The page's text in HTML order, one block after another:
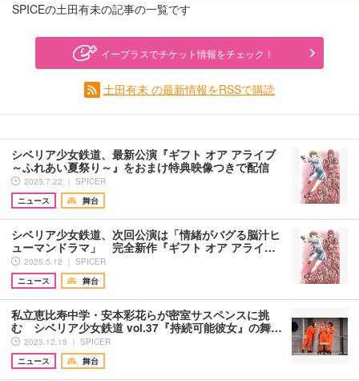
SPICEの土田有未の記事の一覧です
イープラスでチケット情報をチェック！
土田有未 の最新情報をRSSで購読
シベリア少女鉄道、最新公演『ギフト オア アライブ
～ふれあい夏祭り～』をおまけ特典映像つきで配信
2025.7.22 ｜ SPICER
ニュース
舞台
シベリア少女鉄道、次回公演は「情緒がバグる脳汁ヒ
ューマンドラマ」 完全新作『ギフト オア アライ…
2025.5.12 ｜ SPICER
ニュース
舞台
私立恵比寿中学・安本彩花らが密室サスペンスに挑
む シベリア少女鉄道 vol.37『持続可能彼女』の舞…
2023.12.18 ｜ SPICER
ニュース
舞台